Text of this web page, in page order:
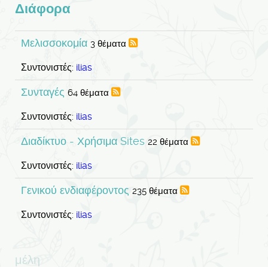
Διάφορα
Μελισσοκομία 3 θέματα
Συντονιστές: ilias
Συνταγές 64 θέματα
Συντονιστές: ilias
Διαδίκτυο - Χρήσιμα Sites 22 θέματα
Συντονιστές: ilias
Γενικού ενδιαφέροντος 235 θέματα
Συντονιστές: ilias
μέλη